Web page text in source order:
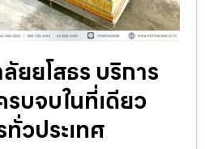
ยยโสธร บริการ
บจบในที่เดียว
วประเทศ